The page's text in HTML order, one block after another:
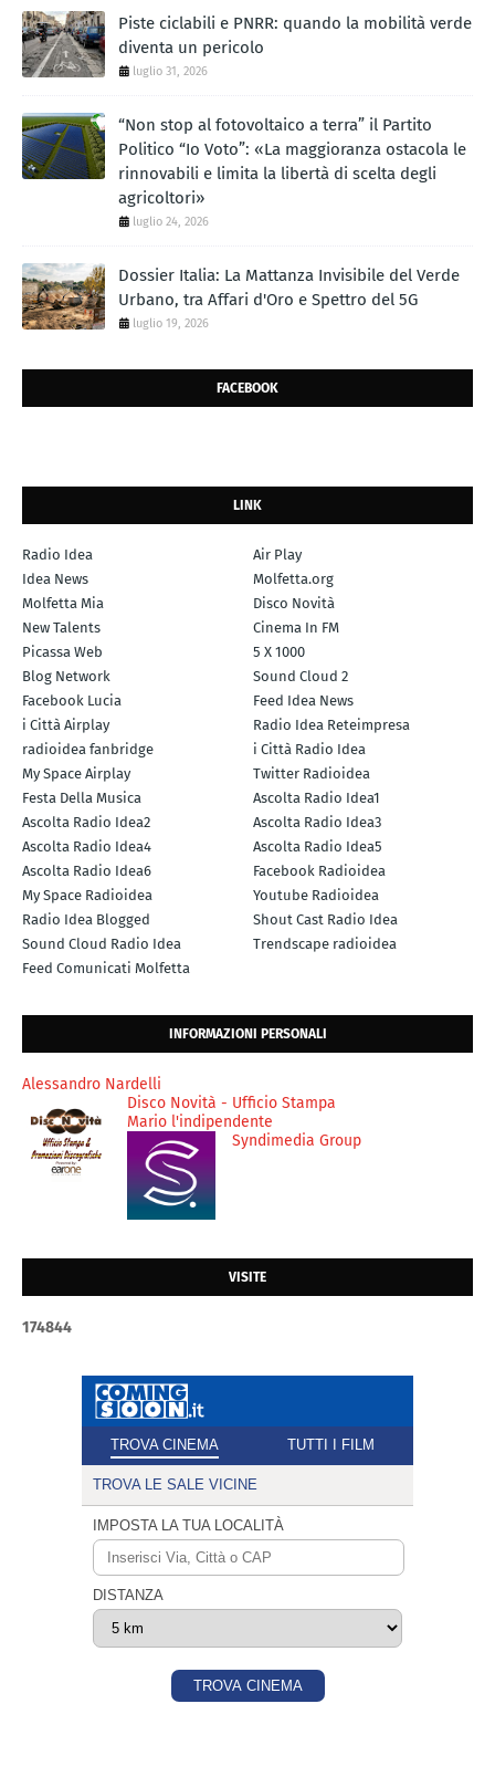
Piste ciclabili e PNRR: quando la mobilità verde
diventa un pericolo
luglio 31, 2026
“Non stop al fotovoltaico a terra” il Partito
Politico “Io Voto”: «La maggioranza ostacola le
rinnovabili e limita la libertà di scelta degli
agricoltori»
luglio 24, 2026
Dossier Italia: La Mattanza Invisibile del Verde
Urbano, tra Affari d'Oro e Spettro del 5G
luglio 19, 2026
FACEBOOK
LINK
Radio Idea
Air Play
Idea News
Molfetta.org
Molfetta Mia
Disco Novità
New Talents
Cinema In FM
Picassa Web
5 X 1000
Blog Network
Sound Cloud 2
Facebook Lucia
Feed Idea News
i Città Airplay
Radio Idea Reteimpresa
radioidea fanbridge
i Città Radio Idea
My Space Airplay
Twitter Radioidea
Festa Della Musica
Ascolta Radio Idea1
Ascolta Radio Idea2
Ascolta Radio Idea3
Ascolta Radio Idea4
Ascolta Radio Idea5
Ascolta Radio Idea6
Facebook Radioidea
My Space Radioidea
Youtube Radioidea
Radio Idea Blogged
Shout Cast Radio Idea
Sound Cloud Radio Idea
Trendscape radioidea
Feed Comunicati Molfetta
INFORMAZIONI PERSONALI
Alessandro Nardelli
Disco Novità - Ufficio Stampa
Mario l'indipendente
Syndimedia Group
VISITE
174844